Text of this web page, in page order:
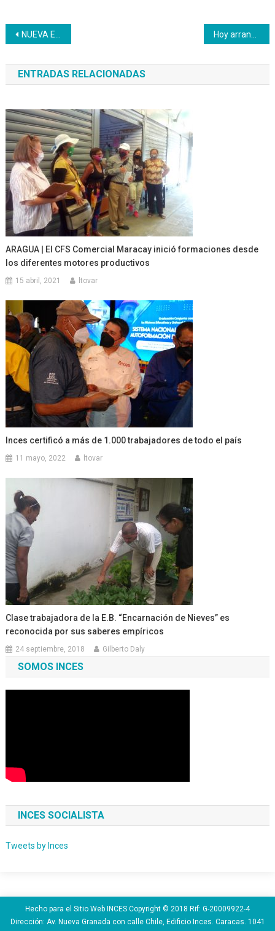
Navegación
de
entradas
NUEVA ESPARTA | Inces presenta a Fedecámaras y Cahotel su formación técnica profesional para el fortalecimiento educacional en la Isla de Margarita
ENTRADAS RELACIONADAS
ARAGUA | El CFS Comercial Maracay inició formaciones desde
los diferentes motores productivos
15 abril, 2021 ltovar
Inces certificó a más de 1.000 trabajadores de todo el país
11 mayo, 2022 ltovar
Clase trabajadora de la E.B. “Encarnación de Nieves” es
reconocida por sus saberes empíricos
24 septiembre, 2018 Gilberto Daly
SOMOS INCES
INCES SOCIALISTA
Tweets by Inces
Hecho para el Sitio Web INCES Copyright © 2018 Rif: G-20009922-4
Dirección: Av. Nueva Granada con calle Chile, Edificio Inces. Caracas. 1041